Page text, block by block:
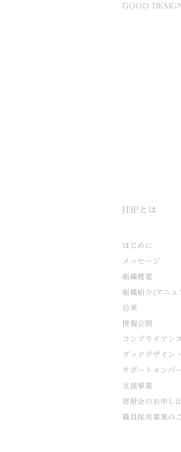
GOOD
JDPとは
はじめに
メッセージ
組織概要
組織紹介(アニュ
沿革
情報公開
コンプライアン
グッドデザイン
サポートメンバ
支援事業
寄附金のお申し
職員採用募集の